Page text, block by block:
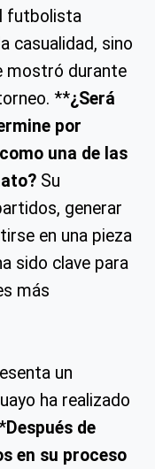
futbolista
casualidad, sino
mostró durante
**¿Será
por
una de las
Su
generar
en una pieza
sido clave para
más
un
ha realizado
Después de
en su proceso